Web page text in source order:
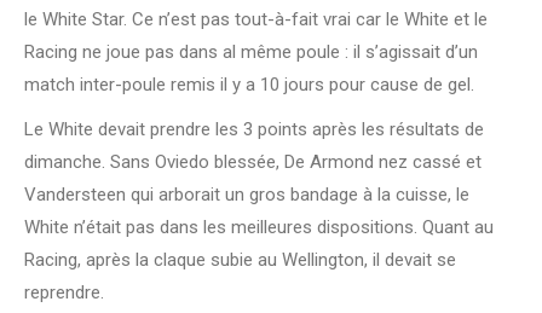
le White Star. Ce n’est pas tout-à-fait vrai car le White et le
Racing ne joue pas dans al même poule : il s’agissait d’un
match inter-poule remis il y a 10 jours pour cause de gel.
Le White devait prendre les 3 points après les résultats de
dimanche. Sans Oviedo blessée, De Armond nez cassé et
Vandersteen qui arborait un gros bandage à la cuisse, le
White n’était pas dans les meilleures dispositions. Quant au
Racing, après la claque subie au Wellington, il devait se
reprendre.